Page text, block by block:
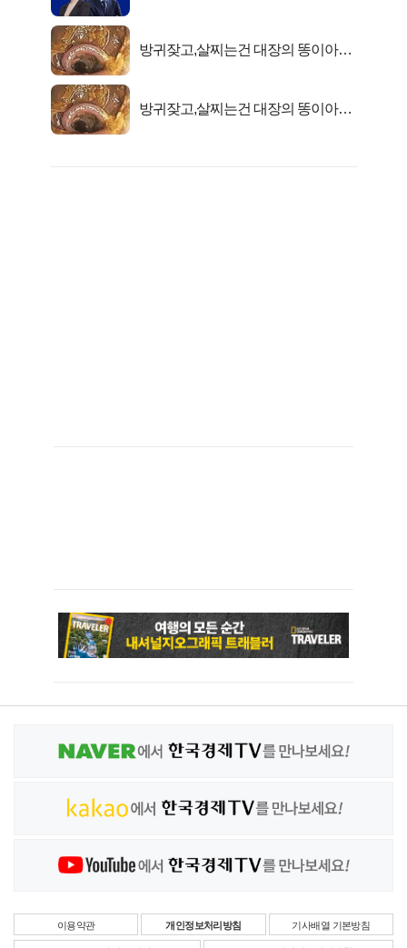
방귀잦고,살찌는건 대장의 똥이아니
방귀잦고,살찌는건 대장의 똥이아니
이용약관 개인정보처리방침 기사배열 기본방침